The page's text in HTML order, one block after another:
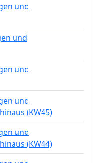
und
und
und
und
(KW45)
und
(KW44)